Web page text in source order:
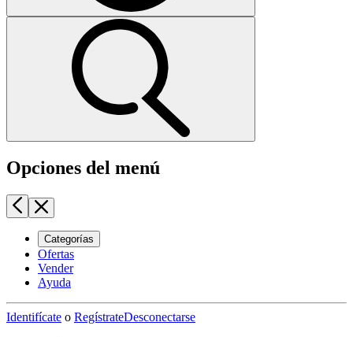
Opciones del menú
Categorías
Ofertas
Vender
Ayuda
Identifícate o RegístrateDesconectarse